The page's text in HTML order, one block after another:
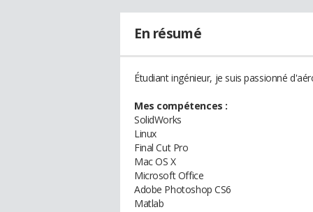
En résumé
Étudiant ingénieur, je suis passionné
Mes compétences :
SolidWorks
Linux
Final Cut Pro
Mac OS X
Microsoft Office
Adobe Photoshop CS6
Matlab